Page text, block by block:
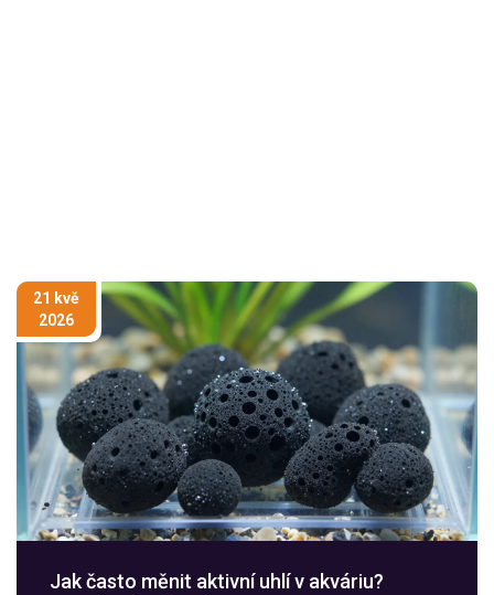
21 kvě
2026
Jak často měnit aktivní uhlí v akváriu?